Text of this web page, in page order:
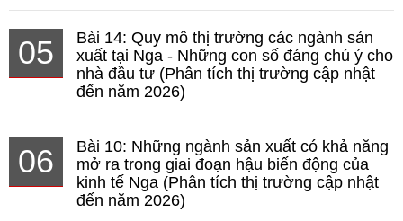
05
Bài 14: Quy mô thị trường các ngành sản
xuất tại Nga - Những con số đáng chú ý cho
nhà đầu tư (Phân tích thị trường cập nhật
đến năm 2026)
06
Bài 10: Những ngành sản xuất có khả năng
mở ra trong giai đoạn hậu biến động của
kinh tế Nga (Phân tích thị trường cập nhật
đến năm 2026)